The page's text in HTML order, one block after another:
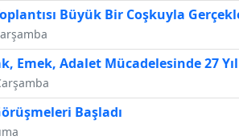
Büyük Bir Coşkuyla
Emek, Adalet Mücadelesinde 27 Yıl
Başladı